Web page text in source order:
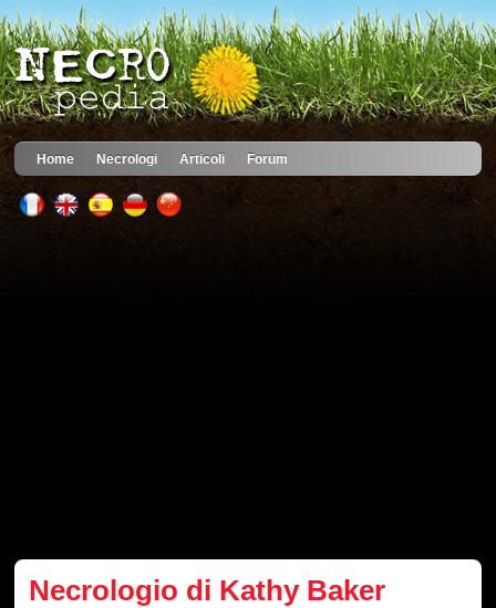
Home Necrologi Articoli Forum
Necrologio di Kathy Baker